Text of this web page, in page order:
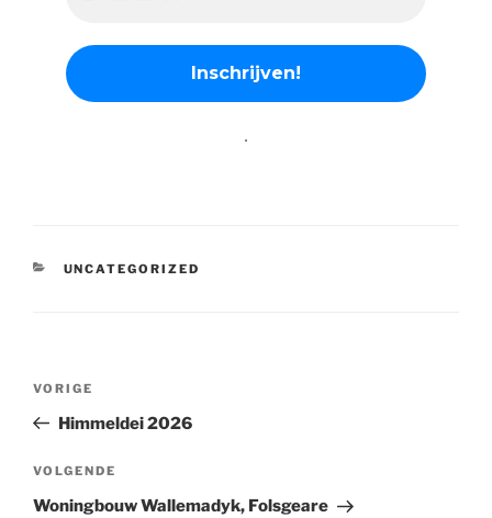
.
CATEGORIEËN
UNCATEGORIZED
Vorig
bericht
VORIGE
Himmeldei 2026
Volgend
bericht
VOLGENDE
Woningbouw Wallemadyk, Folsgeare